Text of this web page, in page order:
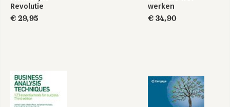
Revolutie
€ 29,95
werken
€ 34,90